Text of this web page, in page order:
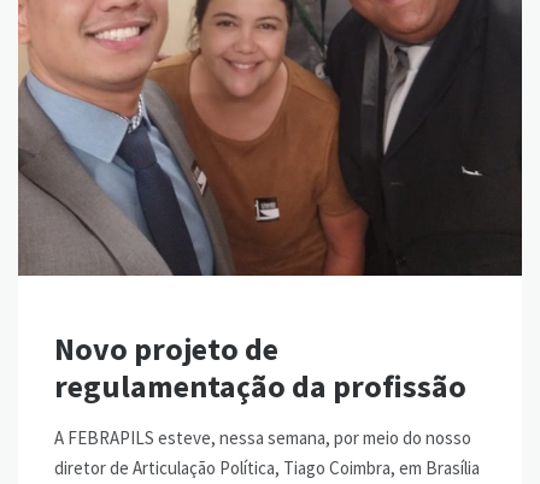
Novo projeto de
regulamentação da profissão
A FEBRAPILS esteve, nessa semana, por meio do nosso
diretor de Articulação Política, Tiago Coimbra, em Brasília